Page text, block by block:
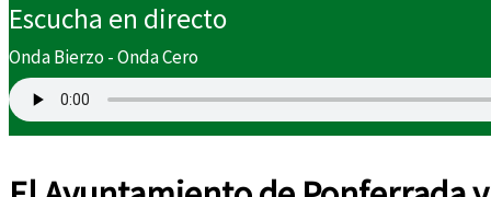
Escucha en directo
Onda Bierzo - Onda Cero